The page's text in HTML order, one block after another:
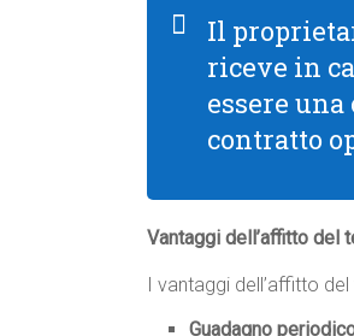
Il
riceve in
essere
contratto
Vantaggi dell’affitto del
I vantaggi dell’affitto
Guadagno